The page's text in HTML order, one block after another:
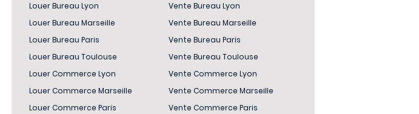
Louer Bureau Lyon
Louer Bureau Marseille
Louer Bureau Paris
Louer Bureau Toulouse
Louer Commerce Lyon
Louer Commerce Marseille
Louer Commerce Paris
Vente Bureau Lyon
Vente Bureau Marseille
Vente Bureau Paris
Vente Bureau Toulouse
Vente Commerce Lyon
Vente Commerce Marseille
Vente Commerce Paris